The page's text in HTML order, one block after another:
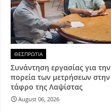
ΘΕΣΠΡΩΤΙΑ
Συνάντηση εργασίας για την
πορεία των μετρήσεων στην
τάφρο της Λαψίστας
August 06, 2026